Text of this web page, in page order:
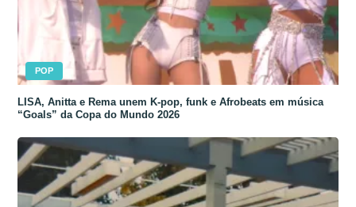
POP
LISA, Anitta e Rema unem K-pop, funk e Afrobeats em música
“Goals” da Copa do Mundo 2026